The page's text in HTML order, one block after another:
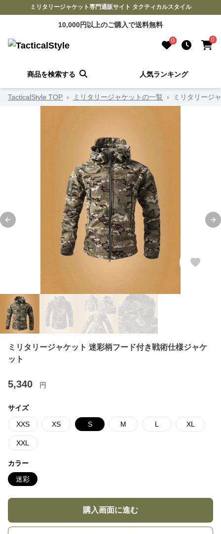
ミリタリージャケット専門通販サイト タクティカルスタイル
10,000円以上のご購入で送料無料
0 0
商品を検索する 人気ランキング
TacticalStyle TOP › ミリタリージャケットの一覧 › ミリタリージ
Previous slide
ミリタリージャケット 迷彩柄フード付き戦術仕様ジャケ
ット
5,340 円
サイズ
XXS XS S M L XL
XXL
カラー
迷彩
購入画面に進む